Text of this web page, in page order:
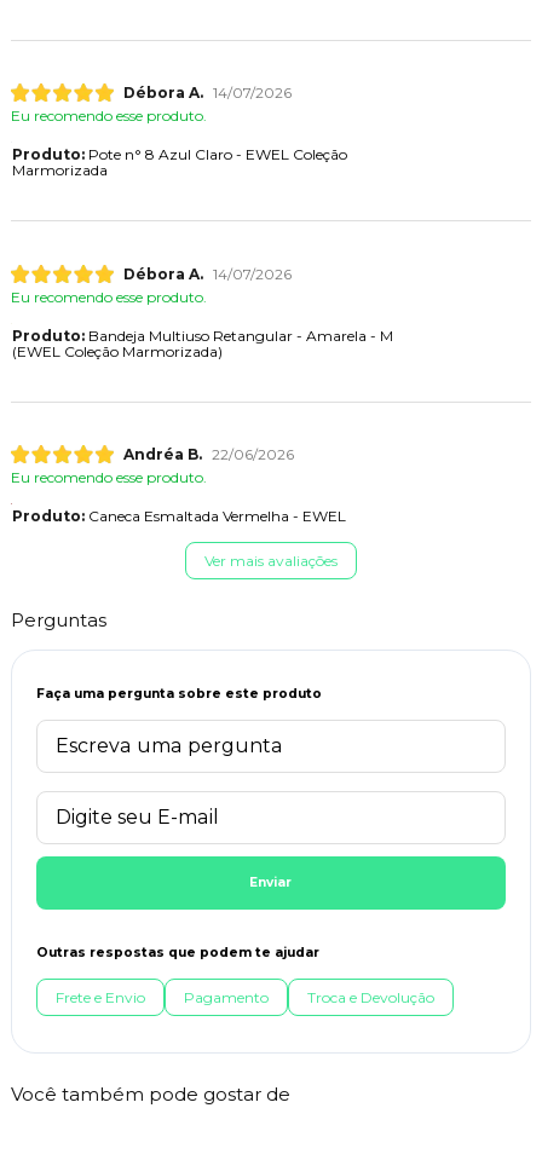
Débora A. 14/07/2026
Eu recomendo esse produto.
Produto:Pote n° 8 Azul Claro - EWEL Coleção
Marmorizada
Débora A. 14/07/2026
Eu recomendo esse produto.
Produto:Bandeja Multiuso Retangular - Amarela - M
(EWEL Coleção Marmorizada)
Andréa B. 22/06/2026
Eu recomendo esse produto.
Produto:Caneca Esmaltada Vermelha - EWEL
Ver mais avaliações
Perguntas
Faça uma pergunta sobre este produto
Enviar
Outras respostas que podem te ajudar
Frete e Envio Pagamento Troca e Devolução
Você também pode gostar de